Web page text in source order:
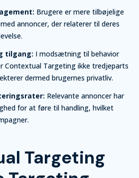
Brugere er mere tilbøjelige
annoncer, der relaterer til deres
tilgang: I modsætning til behavior
Contextual Targeting ikke tredjeparts
dermed brugernes privatliv.
Relevante annoncer har
for at føre til handling, hvilket
Targeting